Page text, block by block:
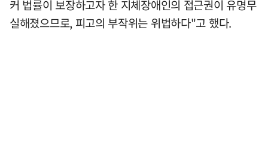
커 법률이 보장하고자 한 지체장애인의 접근권이 유명무
실해졌으므로, 피고의 부작위는 위법하다"고 했다.